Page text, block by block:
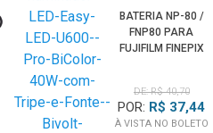
BATERIA NP-80 /
FNP80 PARA
FUJIFILM FINEPIX
DE: R$ 40,70
POR: R$ 37,44
À VISTA NO BOLETO